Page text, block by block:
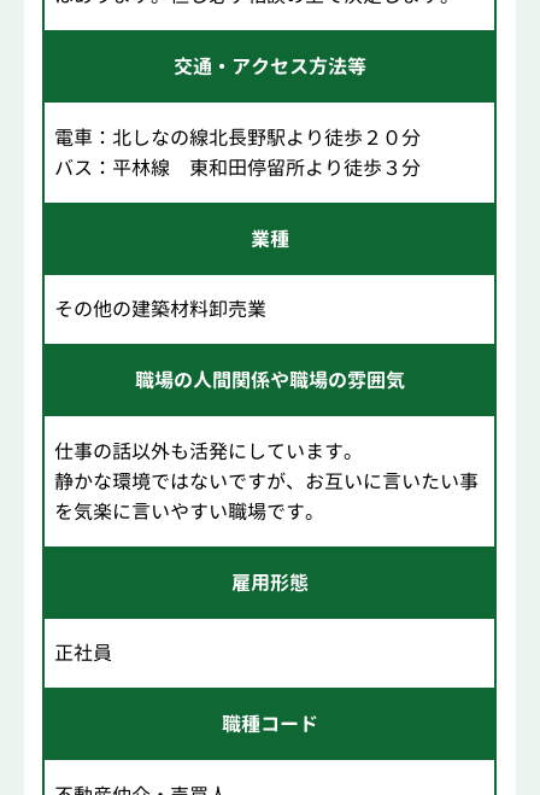
交通・アクセス方法等
電車：北しなの線北長野駅より徒歩２０分
バス：平林線 東和田停留所より徒歩３分
業種
その他の建築材料卸売業
職場の人間関係や職場の雰囲気
仕事の話以外も活発にしています。
静かな環境ではないですが、お互いに言いたい事
を気楽に言いやすい職場です。
雇用形態
正社員
職種コード